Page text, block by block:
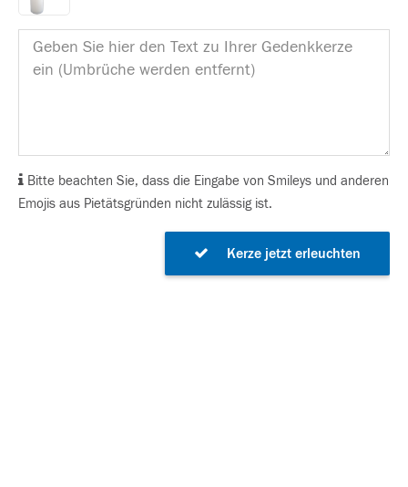
Bitte beachten Sie, dass die Eingabe von Smileys und anderen
Emojis aus Pietätsgründen nicht zulässig ist.
Kerze jetzt erleuchten